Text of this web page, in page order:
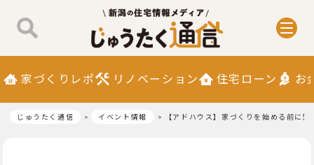
家づくりレポ リノベーション 住宅ローン お
じゅうたく通信 イベント情報 【アドハウス】家づくりを始める前に